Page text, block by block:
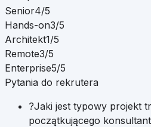
Senior4/5
Hands-on3/5
Architekt1/5
Remote3/5
Enterprise5/5
Pytania do rekrutera
?Jaki jest typowy projekt
początkującego